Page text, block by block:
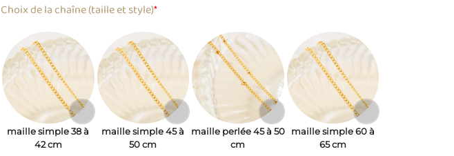
*
Choix de la chaîne (taille et style)
maille simple 38 à
42 cm
maille simple 45 à
50 cm
maille perlée 45 à 50
cm
maille simple 60 à
65 cm